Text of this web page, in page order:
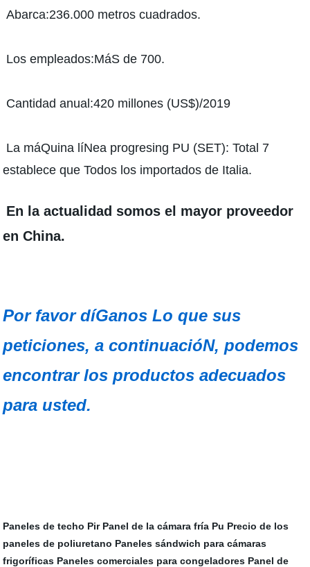
Abarca:236.000 metros cuadrados.
Los empleados:MáS de 700.
Cantidad anual:420 millones (US$)/2019
La máQuina líNea progresing PU (SET): Total 7
establece que Todos los importados de Italia.
En la actualidad somos el mayor proveedor
en China.
Por favor díGanos Lo que sus
peticiones, a continuacióN, podemos
encontrar los productos adecuados
para usted.
Paneles de techo Pir Panel de la cámara fría Pu Precio de los
paneles de poliuretano Paneles sándwich para cámaras
frigoríficas Paneles comerciales para congeladores Panel de